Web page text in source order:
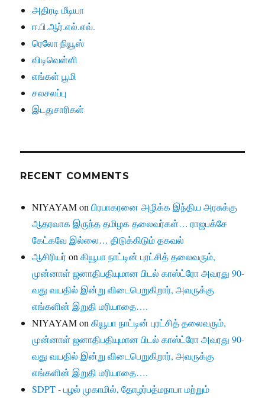
அதிரடி மீடியா
ஈ.பி.ஆர்.எல்.எவ்.
ரெலோ நியூஸ்
விடிவெள்ளி
எங்கள் பூமி
சலசலப்பு
இடதுசாரிகள்
RECENT COMMENTS
NIYAYAMonபிரபாகரனை அழிக்க இந்திய அரசுக்கு
ஆதரவாக இருந்த தமிழக தலைவர்கள்… ராஜபக்சே
கேட்கவே இல்லை… திடுக்கிடும் தகவல்
ஆசிரியர்onகியூபா நாட்டின் புரட்சித் தலைவரும்,
முன்னாள் ஜனாதிபதியுமான பிடல் காஸ்ட்ரோ அவரது 90-
வது வயதில் இன்று விடைபெறுகிறார், அவருக்கு
எங்களின் இறுதி மரியாதை….
NIYAYAMonகியூபா நாட்டின் புரட்சித் தலைவரும்,
முன்னாள் ஜனாதிபதியுமான பிடல் காஸ்ட்ரோ அவரது 90-
வது வயதில் இன்று விடைபெறுகிறார், அவருக்கு
எங்களின் இறுதி மரியாதை….
SDPT - புழல் முகாமில், தோழர்பத்மநாபா மற்றும்